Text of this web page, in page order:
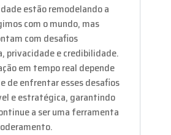
estão remodelando a
com o mundo, mas
com desafios
privacidade e credibilidade.
em tempo real depende
de enfrentar esses desafios
e estratégica, garantindo
a ser uma ferramenta